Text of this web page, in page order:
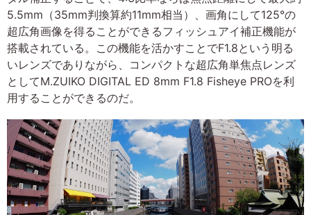
5.5mm（35mm判換算約11mm相当）、画角にして125°の
超広角画像を得ることができるフィッシュアイ補正機能が
搭載されている。この機能を活かすことでF1.8という明る
いレンズでありながら、コンパクトな超広角単焦点レンズ
としてM.ZUIKO DIGITAL ED 8mm F1.8 Fisheye PROを利
用することができるのだ。